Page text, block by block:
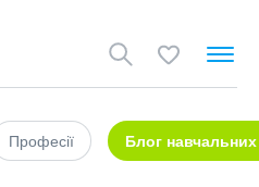
Професії Блог навчальних